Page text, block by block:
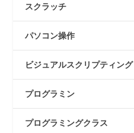
スクラッチ
パソコン操作
ビジュアルスクリプティング
プログラミン
プログラミングクラス